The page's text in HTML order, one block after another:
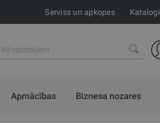
Serviss un apkopes Katalogi
Apmācības Biznesa nozares